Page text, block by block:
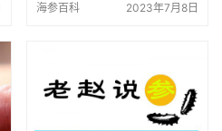
海参百科 2023年7月8日